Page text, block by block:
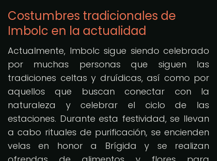
Costumbres tradicionales de
Imbolc en la actualidad
Actualmente, Imbolc sigue siendo celebrado
por muchas personas que siguen las
tradiciones celtas y druídicas, así como por
aquellos que buscan conectar con la
naturaleza y celebrar el ciclo de las
estaciones. Durante esta festividad, se llevan
a cabo rituales de purificación, se encienden
velas en honor a Brígida y se realizan